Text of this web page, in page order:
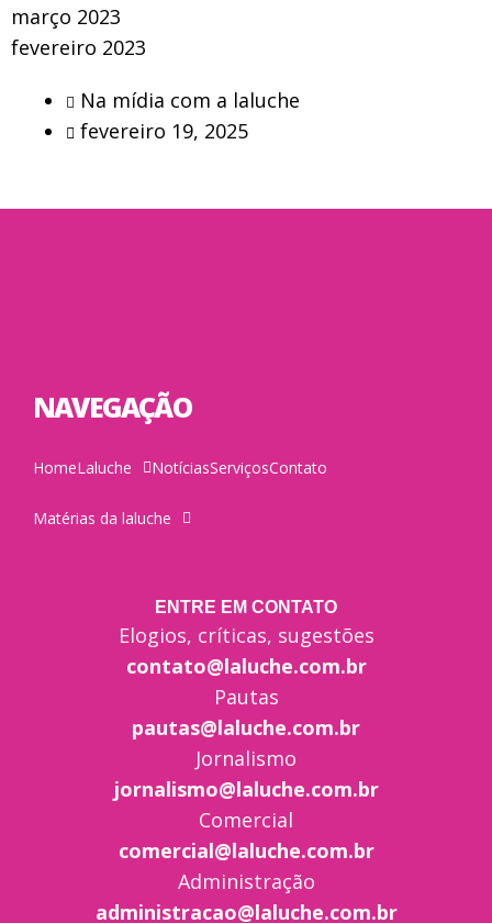
março 2023
fevereiro 2023
Na mídia com a laluche
fevereiro 19, 2025
NAVEGAÇÃO
HomeLaluche NotíciasServiçosContato
Matérias da laluche
ENTRE EM CONTATO
Elogios, críticas, sugestões
contato@laluche.com.br
Pautas
pautas@laluche.com.br
Jornalismo
jornalismo@laluche.com.br
Comercial
comercial@laluche.com.br
Administração
administracao@laluche.com.br